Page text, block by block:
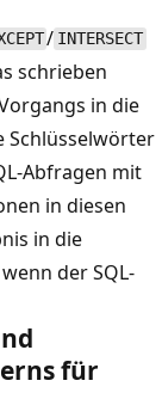
/ INTERSECT
schrieben
in die
Schlüsselwörter
Abfragen mit
in diesen
in die
der SQL-
für